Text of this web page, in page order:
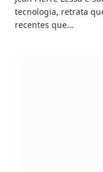
tecnologia, retrata
recentes que…